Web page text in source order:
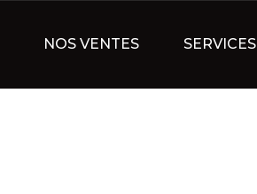
NOS VENTES SERVICES